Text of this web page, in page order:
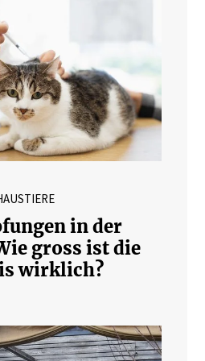
in der
gross ist die
wirklich?